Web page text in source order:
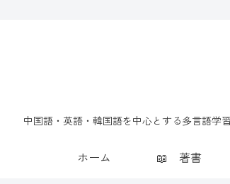
中国語・英語・韓国語を中心とする多言語学
ホーム